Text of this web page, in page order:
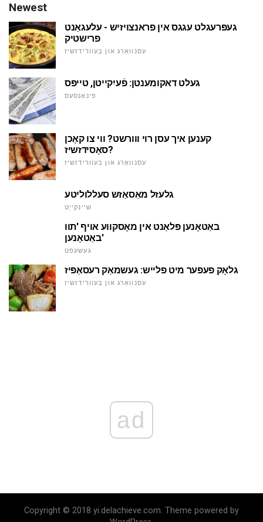
Newest
געפּרעגלט עגגס אין פראנצויזיש - עלעגאַנט
פרישטיק
עסנוואַרג און בעוורידזשיז
געלט דאקומענטן: פֿעיִקייטן, טייפּס
פינאַנסעס
קענען איך עסן רוי ווורשט? ווי צו קאָכן
סאָסידזשיז?
עסנוואַרג און בעוורידזשיז
גלעזל מאַסאַזש סעללוליטע
שיינקייַט
באַטאָנען פּלאַנט אין מאָסקווע אויף 'תוו
באַטאָנען'
געשעפט
גלאָק פעפער מיט פלייש: געשמאַק רעסאַפּיז
עסנוואַרג און בעוורידזשיז
ad
Copyright © 2018 yi.delachieve.com. Theme powered by